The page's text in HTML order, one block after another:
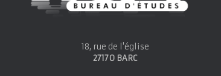
18, rue de l'église
27170 BARC